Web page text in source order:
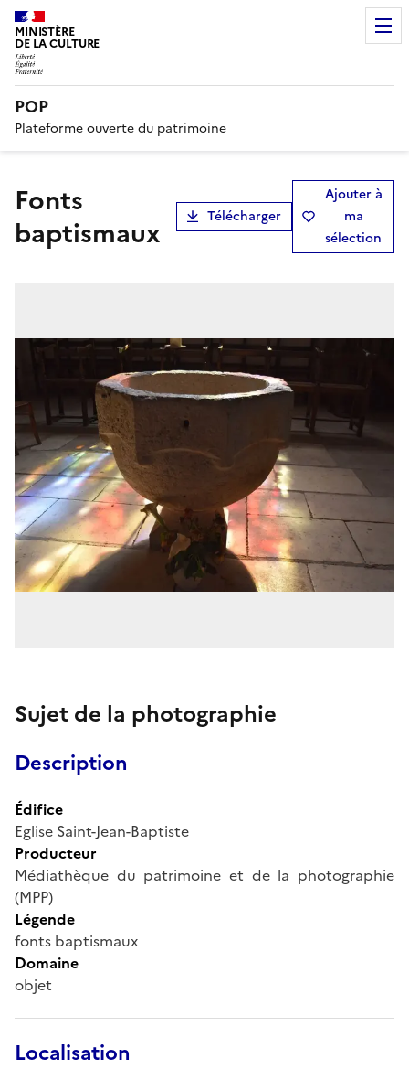
MINISTÈRE
DE LA CULTURE
POP
Plateforme ouverte du patrimoine
fonts
baptismaux
Télécharger
Ajouter à
ma
sélection
Sujet de la photographie
Description
Édifice
Eglise Saint-Jean-Baptiste
Producteur
Médiathèque du patrimoine et de la photographie
(MPP)
Légende
fonts baptismaux
Domaine
objet
Localisation